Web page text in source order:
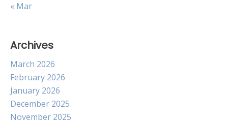
« Mar
Archives
March 2026
February 2026
January 2026
December 2025
November 2025